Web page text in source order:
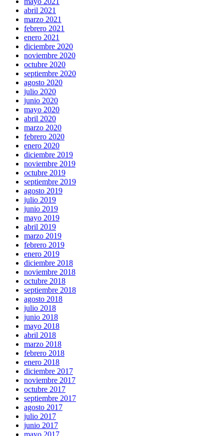
abril 2021
marzo 2021
febrero 2021
enero 2021
diciembre 2020
noviembre 2020
octubre 2020
septiembre 2020
agosto 2020
julio 2020
junio 2020
mayo 2020
abril 2020
marzo 2020
febrero 2020
enero 2020
diciembre 2019
noviembre 2019
octubre 2019
septiembre 2019
agosto 2019
julio 2019
junio 2019
mayo 2019
abril 2019
marzo 2019
febrero 2019
enero 2019
diciembre 2018
noviembre 2018
octubre 2018
septiembre 2018
agosto 2018
julio 2018
junio 2018
mayo 2018
abril 2018
marzo 2018
febrero 2018
enero 2018
diciembre 2017
noviembre 2017
octubre 2017
septiembre 2017
agosto 2017
julio 2017
junio 2017
mayo 2017